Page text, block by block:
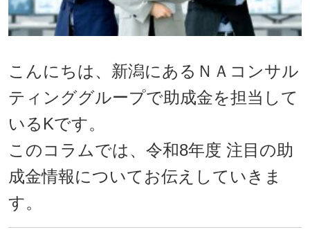
こんにちは、新潟にあるＮＡコンサル
ティンググループで助成金を担当して
いるKです。
このコラムでは、令和8年度 注目の助
成金情報についてお伝えしていきま
す。